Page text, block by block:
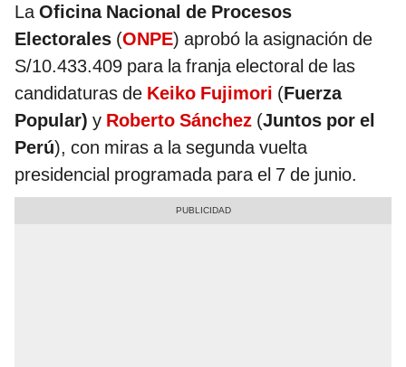
LaOficina Nacional de Procesos
Electorales (ONPE) aprobó la asignación de
S/10.433.409 para la franja electoral de las
candidaturas de Keiko Fujimori (Fuerza
Popular) y Roberto Sánchez (Juntos por el
Perú), con miras a la segunda vuelta
presidencial programada para el 7 de junio.